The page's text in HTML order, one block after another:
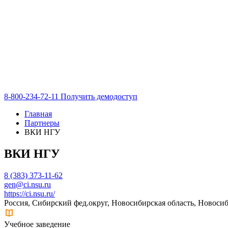
8-800-234-72-11 Получить демодоступ
Главная
Партнеры
ВКИ НГУ
ВКИ НГУ
8 (383) 373-11-62
gen@ci.nsu.ru
https://ci.nsu.ru/
Россия, Сибирский фед.округ, Новосибирская область,
Учебное заведение